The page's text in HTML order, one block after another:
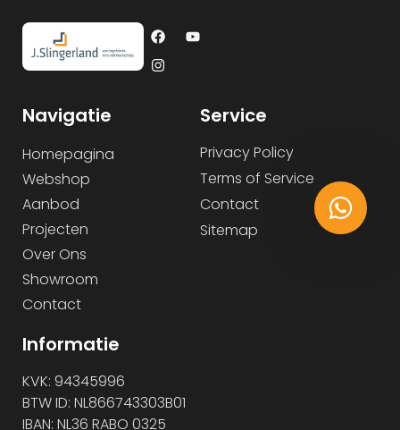
Navigatie
Homepagina
Webshop
Aanbod
Projecten
Over Ons
Showroom
Contact
Service
Privacy Policy
Terms of Service
Contact
Sitemap
Informatie
KVK: 94345996
BTW ID: NL866743303B01
IBAN: NL36 RABO 0325